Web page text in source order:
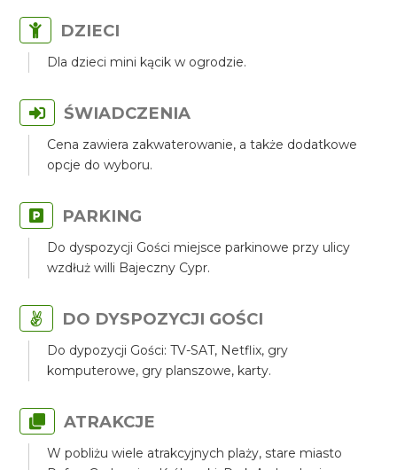
DZIECI
Dla dzieci mini kącik w ogrodzie.
ŚWIADCZENIA
Cena zawiera zakwaterowanie, a także dodatkowe
opcje do wyboru.
PARKING
Do dyspozycji Gości miejsce parkinowe przy ulicy
wzdłuż willi Bajeczny Cypr.
DO DYSPOZYCJI GOŚCI
Do dypozycji Gości: TV-SAT, Netflix, gry
komputerowe, gry planszowe, karty.
ATRAKCJE
W pobliżu wiele atrakcyjnych plaży, stare miasto